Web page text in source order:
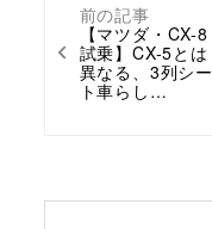
前の記事
【マツダ・CX-8
試乗】CX-5とは
異なる、3列シー
ト車らし…